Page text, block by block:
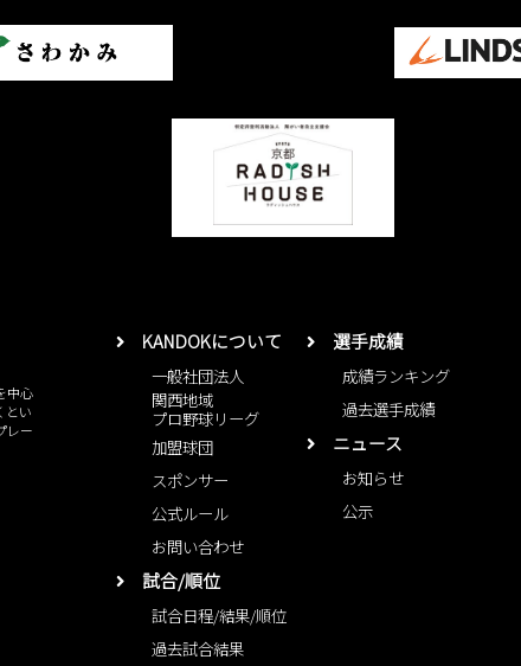
中心
とい
レー
KANDOKについて
一般社団法人
関西地域
プロ野球リーグ
加盟球団
スポンサー
公式ルール
お問い合わせ
試合/順位
試合日程/結果/順位
過去試合結果
選手成績
成績ランキング
過去選手成績
ニュース
お知らせ
公示